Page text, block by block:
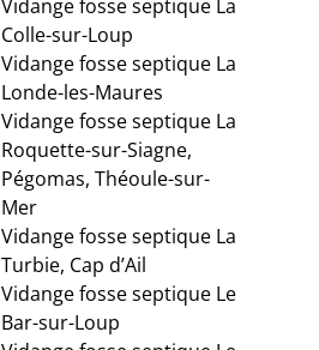
Vidange fosse septique La
Colle-sur-Loup
Vidange fosse septique La
Londe-les-Maures
Vidange fosse septique La
Roquette-sur-Siagne,
Pégomas, Théoule-sur-
Mer
Vidange fosse septique La
Turbie, Cap d’Ail
Vidange fosse septique Le
Bar-sur-Loup